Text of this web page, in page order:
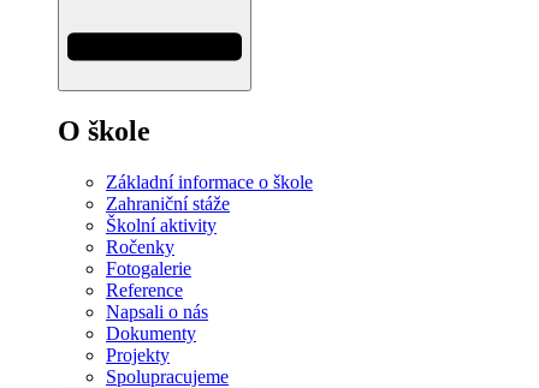
O škole
Základní informace o škole
Zahraniční stáže
Školní aktivity
Ročenky
Fotogalerie
Reference
Napsali o nás
Dokumenty
Projekty
Spolupracujeme